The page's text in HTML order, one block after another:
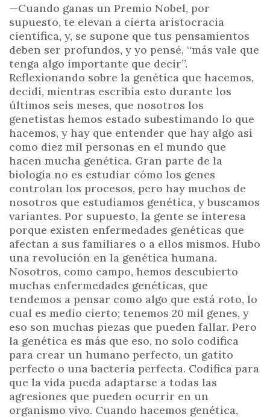
—Cuando ganas un Premio Nobel, por
supuesto, te elevan a cierta aristocracia
científica, y, se supone que tus pensamientos
deben ser profundos, y yo pensé, “más vale que
tenga algo importante que decir”.
Reflexionando sobre la genética que hacemos,
decidí, mientras escribía esto durante los
últimos seis meses, que nosotros los
genetistas hemos estado subestimando lo que
hacemos, y hay que entender que hay algo así
como diez mil personas en el mundo que
hacen mucha genética. Gran parte de la
biología no es estudiar cómo los genes
controlan los procesos, pero hay muchos de
nosotros que estudiamos genética, y buscamos
variantes. Por supuesto, la gente se interesa
porque existen enfermedades genéticas que
afectan a sus familiares o a ellos mismos. Hubo
una revolución en la genética humana.
Nosotros, como campo, hemos descubierto
muchas enfermedades genéticas, que
tendemos a pensar como algo que está roto, lo
cual es medio cierto; tenemos 20 mil genes, y
eso son muchas piezas que pueden fallar. Pero
la genética es más que eso, no solo codifica
para crear un humano perfecto, un gatito
perfecto o una bacteria perfecta. Codifica para
que la vida pueda adaptarse a todas las
agresiones que pueden ocurrir en un
organismo vivo. Cuando hacemos genética,